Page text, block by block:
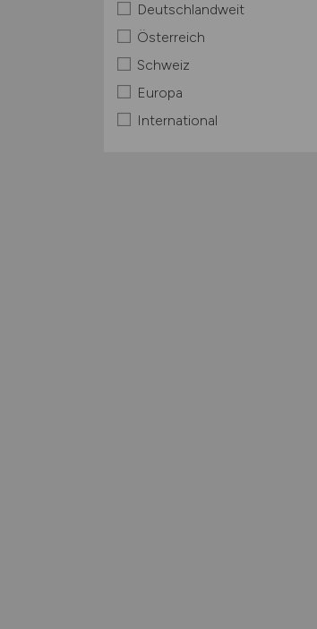
Deutschlandweit
Österreich
Schweiz
Europa
International